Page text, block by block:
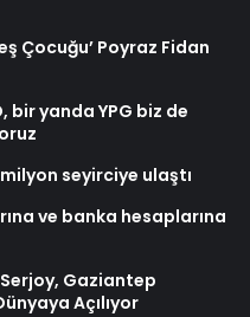
Çocuğu’ Poyraz Fidan
bir yanda YPG biz de
seyirciye ulaştı
ve banka hesaplarına
Gaziantep
Açılıyor